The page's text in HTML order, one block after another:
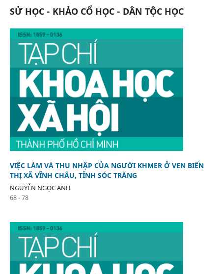
SỬ HỌC - KHẢO CỔ HỌC - DÂN TỘC HỌC
VIỆC LÀM VÀ THU NHẬP CỦA NGƯỜI KHMER Ở VEN BIỂN
THỊ XÃ VĨNH CHÂU, TỈNH SÓC TRĂNG
NGUYỄN NGỌC ANH
68 - 78